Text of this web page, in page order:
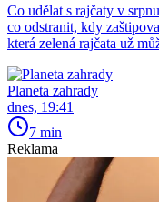
Co udělat s rajčaty v
co odstranit, kdy
která zelená rajčata už
Planeta zahrady
dnes, 19:41
7 min
Reklama